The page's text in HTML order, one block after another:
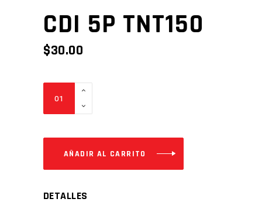
CDI 5P TNT150
$30.00
Cantidad
AÑADIR AL CARRITO
DETALLES